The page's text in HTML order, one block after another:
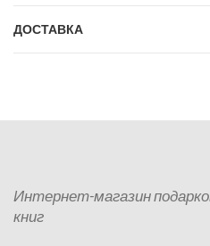
ДОСТАВКА
Интернет-магазин
книг